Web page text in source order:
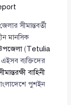
সীমান্তবর্তী
মানসিক
(Tetulia
ব্যক্তিদের
বাহিনী
পুশইন